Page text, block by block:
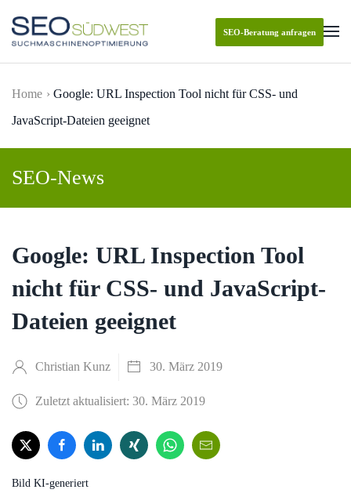
Skip to main content
SEO-Beratung anfragen
Home
Google: URL Inspection Tool nicht für CSS- und
JavaScript-Dateien geeignet
SEO-News
Google: URL Inspection Tool
nicht für CSS- und JavaScript-
Dateien geeignet
Christian Kunz 30. März 2019
Zuletzt aktualisiert: 30. März 2019
Bild KI-generiert